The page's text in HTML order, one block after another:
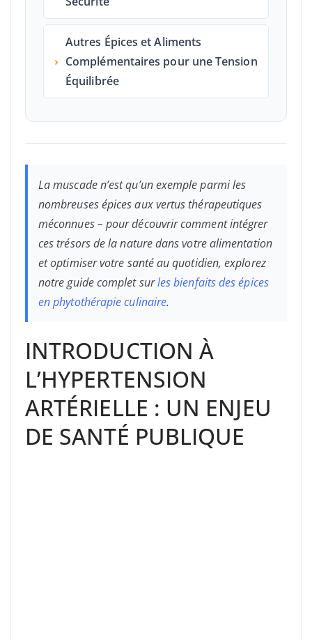
›
Autres Épices et Aliments
Complémentaires pour une Tension
Équilibrée
La muscade n’est qu’un exemple parmi les
nombreuses épices aux vertus thérapeutiques
méconnues – pour découvrir comment intégrer
ces trésors de la nature dans votre alimentation
et optimiser votre santé au quotidien, explorez
notre guide complet surles bienfaits des épices
en phytothérapie culinaire.
INTRODUCTION À
L’HYPERTENSION
ARTÉRIELLE : UN ENJEU
DE SANTÉ PUBLIQUE